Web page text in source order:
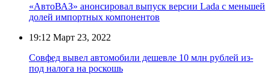
«АвтоВАЗ» анонсировал выпуск версии Lada с меньшей
долей импортных компонентов
19:12 Март 23, 2022
Совфед вывел автомобили дешевле 10 млн рублей из-
под налога на роскошь